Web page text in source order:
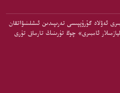
ئەۋلاد گۇرۇپپىسى تەرىپىدىن ئىشلىنىۋاتقان
ئامبىرى» چوڭ تۈرىنىڭ تارماق تۈرى